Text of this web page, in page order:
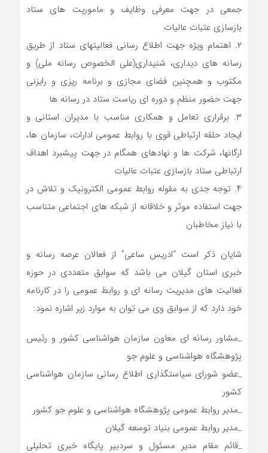
جمعی در جهت معرفی وظایف و ماموریت های ستاد
بازسازی عتبات عالیات
۲. اهتمام ویژه جهت اطلاع رسانی فعالیتهای ستاد از طریق
رسانه های دیداری، شنیداری(علی الخصوص رسانه ملی) و
مکتوب و همچنین فضای مجازی و برنامه ریزی و رایزنی
جهت حضور منظم و دوره ای ریاست ستاد در رسانه ها
۳. برقراری تعامل و همکاری مناسب با مدیران استانی و
ایجاد حلقه ارتباطی قوی با روابط عمومی ادارات، سازمان ها،
ارگانها، شرکت ها و نهادهای همگام در جهت پیشبرد اهداف
ارتباطی ستاد بازسازی عتبات عالیات
۴. توجه جدی به مقوله روابط عمومی الکترونیک و تلاش در
جهت استفاده موثر و خلاقانه از شبکه های اجتماعی متناسب
با نیاز مخاطبان
شایان ذکر است “ادریس ساعی” از فعالان عرصه رسانه و
خبری استان گیلان می باشد که سوابق متعددی در حوزه
فعالیت های مدیریت رسانه ای و روابط عمومی را در کارنامه
خود دارد که از سوابق وی می توان به موارد زیر اشاره نمود:
_مشاور رسانه ای معاون سازمان هواشناسی کشور و رئیس
پژوهشگاه هواشناسی و علوم جو
_عضو شورای سیاستگذاری اطلاع رسانی سازمان هواشناسی
کشور
_مدیر روابط عمومی پژوهشگاه هواشناسی و علوم جو کشور
_مدیر روابط عمومی بنیاد توسعه گیلان
_قائم مقام مدیر مسئول و سردبیر پایگاه خبری تحلیلی